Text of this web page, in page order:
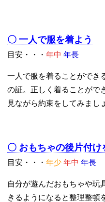
〇 一人で服を着よう
目安・・・ 年中 年長
一人で服を着ることができ
の証。正しく着ることがで
見ながら約束をしてみまし
〇 おもちゃの後片付け
目安・・・ 年少 年中 年長
自分が遊んだおもちゃや玩
きるようになると整理整頓